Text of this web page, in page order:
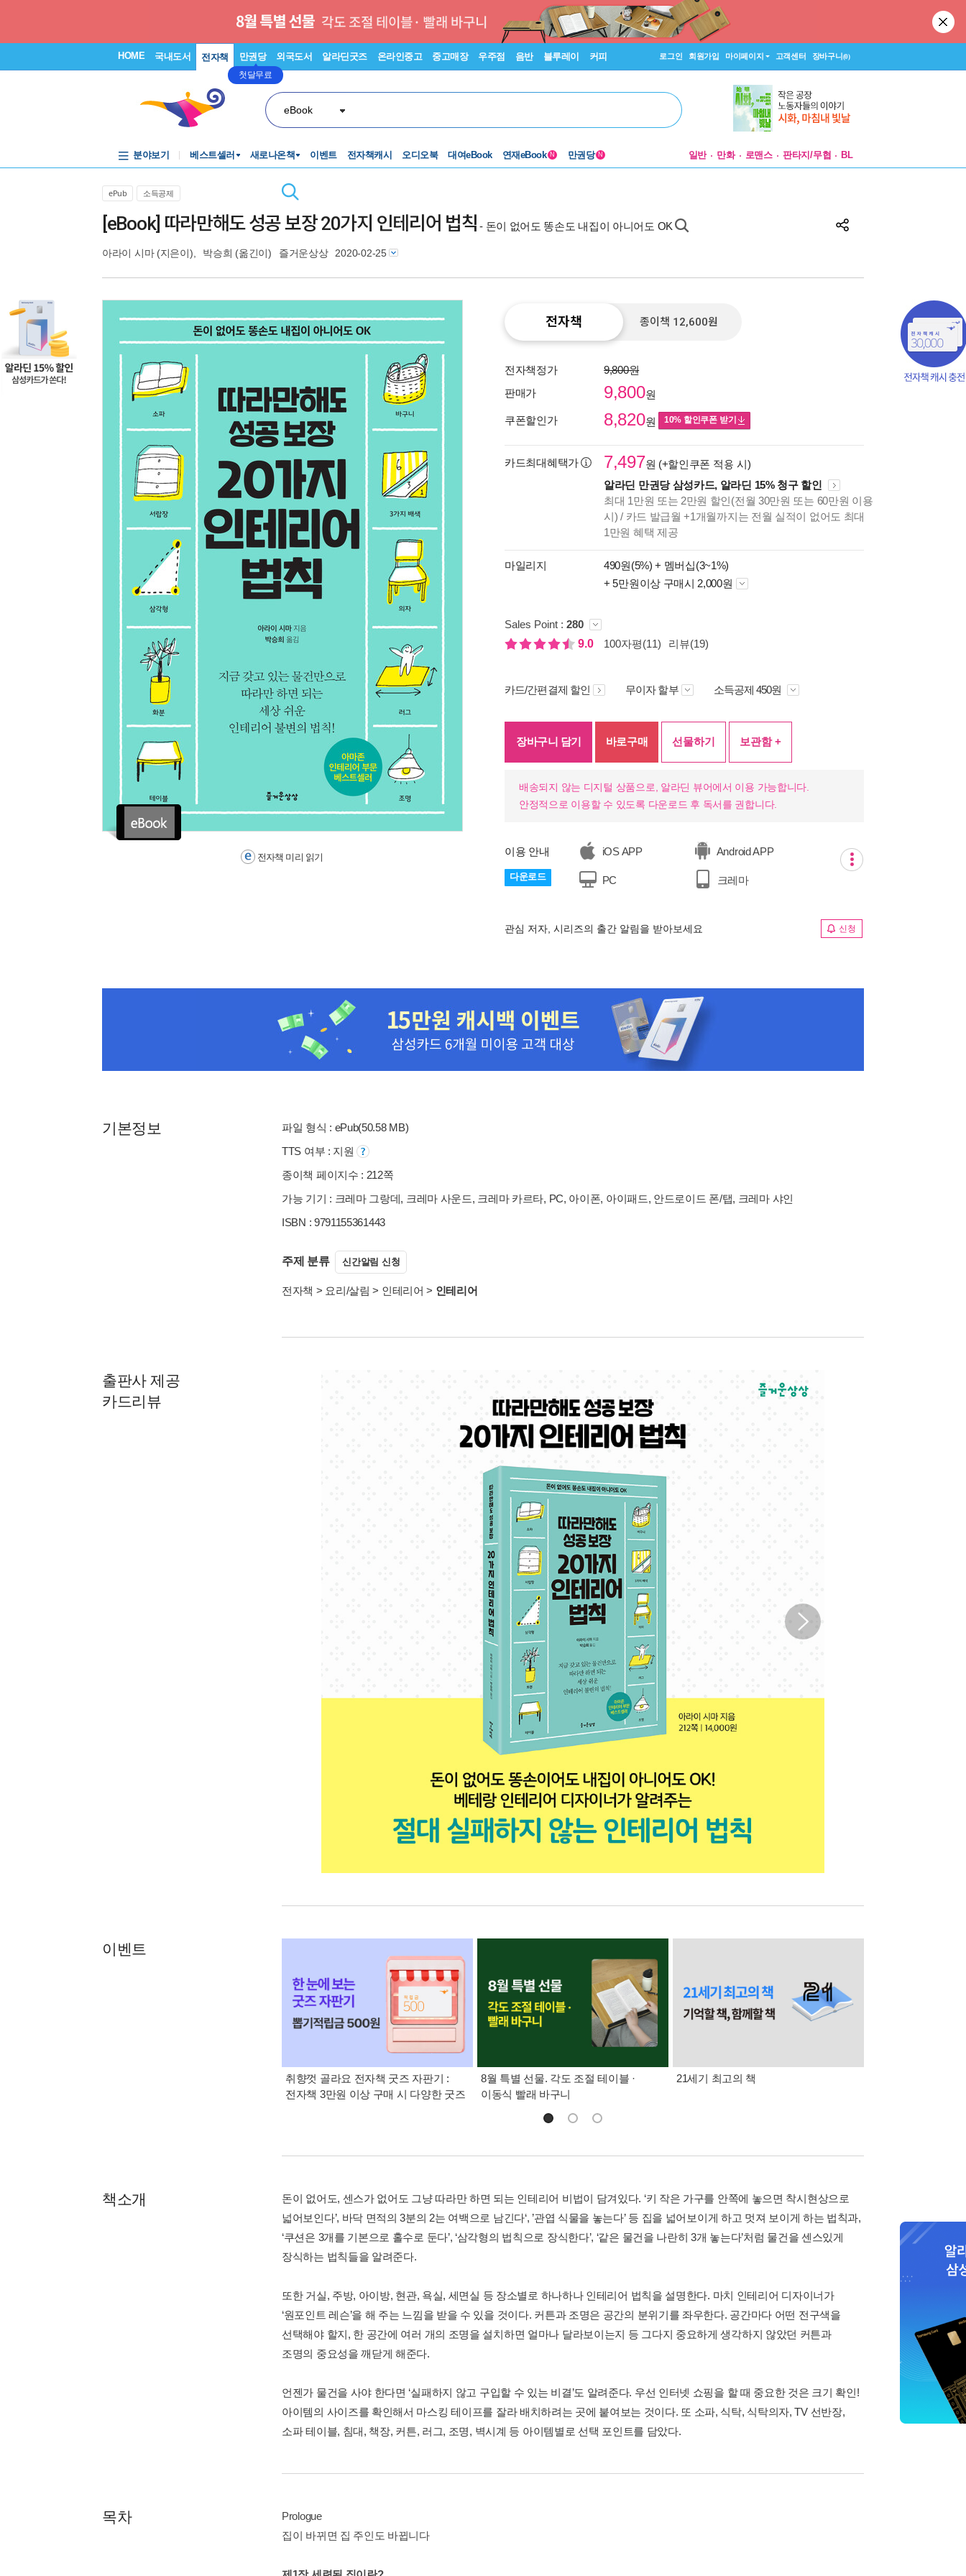
HOME 국내도서 전자책 만권당
첫달무료
외국도서 알라딘굿즈 온라인중고 중고매장 우주점 음반 블루레이 커피 로그인 회원가입 마이페이지 고객센터 장바구니(0)
eBook
분야보기 베스트셀러 새로나온책 이벤트 전자책캐시 오디오북 대여eBook 연재eBook N 만권당 N 일반 만화 로맨스 판타지/무협 BL
ePub 소득공제
[eBook] 따라만해도 성공 보장 20가지 인테리어 법칙 - 돈이 없어도 똥손도 내집이 아니어도 OK
아라이 시마(지은이), 박승희 (옮긴이) 즐거운상상 2020-02-25
종이책의
미리보기
입니다.
전자책 미리 읽기
전자책 종이책 12,600원
전자책정가
9,800원
판매가
9,800원
쿠폰할인가 8,820원 10% 할인쿠폰 받기
카드최대혜택가 7,497원 (+할인쿠폰 적용 시)
알라딘 만권당 삼성카드, 알라딘 15% 청구 할인
최대 1만원 또는 2만원 할인(전월 30만원 또는 60만원 이용
시) / 카드 발급월 +1개월까지는 전월 실적이 없어도 최대
1만원 혜택 제공
마일리지 490원(5%) + 멤버십(3~1%)
+ 5만원이상 구매시 2,000원
Sales Point : 280
9.0
100자평(11) 리뷰(19)
카드/간편결제 할인 무이자 할부 소득공제 450원
장바구니 담기 바로구매 선물하기 보관함 +
배송되지 않는 디지털 상품으로, 알라딘 뷰어에서 이용 가능합니다.
안정적으로 이용할 수 있도록 다운로드 후 독서를 권합니다.
이용 안내
다운로드
iOS APP Android APP
PC 크레마
관심 저자, 시리즈의 출간 알림을 받아보세요 신청
기본정보
파일 형식 : ePub(50.58 MB)
TTS 여부 : 지원
종이책 페이지수 : 212쪽
가능 기기 : 크레마 그랑데, 크레마 사운드, 크레마 카르타, PC, 아이폰, 아이패드, 안드로이드 폰/탭, 크레마 샤인
ISBN : 9791155361443
주제 분류 신간알림 신청
전자책 > 요리/살림 > 인테리어 > 인테리어
출판사 제공
카드리뷰
이벤트
취향껏 골라요 전자책 굿즈 자판기 :
전자책 3만원 이상 구매 시 다양한 굿즈
8월 특별 선물. 각도 조절 테이블 ·
이동식 빨래 바구니
21세기 최고의 책
책소개
돈이 없어도, 센스가 없어도 그냥 따라만 하면 되는 인테리어 비법이 담겨있다. ‘키 작은 가구를 안쪽에 놓으면 착시현상으로
넓어보인다’, 바닥 면적의 3분의 2는 여백으로 남긴다‘, ’관엽 식물을 놓는다’ 등 집을 넓어보이게 하고 멋져 보이게 하는 법칙과,
‘쿠션은 3개를 기본으로 홀수로 둔다’, ‘삼각형의 법칙으로 장식한다’, ‘같은 물건을 나란히 3개 놓는다’처럼 물건을 센스있게
장식하는 법칙들을 알려준다.
또한 거실, 주방, 아이방, 현관, 욕실, 세면실 등 장소별로 하나하나 인테리어 법칙을 설명한다. 마치 인테리어 디자이너가
‘원포인트 레슨’을 해 주는 느낌을 받을 수 있을 것이다. 커튼과 조명은 공간의 분위기를 좌우한다. 공간마다 어떤 전구색을
선택해야 할지, 한 공간에 여러 개의 조명을 설치하면 얼마나 달라보이는지 등 그다지 중요하게 생각하지 않았던 커튼과
조명의 중요성을 깨닫게 해준다.
언젠가 물건을 사야 한다면 ‘실패하지 않고 구입할 수 있는 비결’도 알려준다. 우선 인터넷 쇼핑을 할 때 중요한 것은 크기 확인!
아이템의 사이즈를 확인해서 마스킹 테이프를 잘라 배치하려는 곳에 붙여보는 것이다. 또 소파, 식탁, 식탁의자, TV 선반장,
소파 테이블, 침대, 책장, 커튼, 러그, 조명, 벽시계 등 아이템별로 선택 포인트를 담았다.
목차
Prologue
집이 바뀌면 집 주인도 바뀝니다